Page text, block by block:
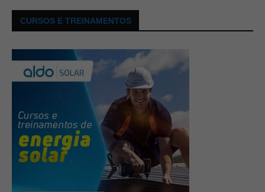
CURSOS E TREINAMENTOS